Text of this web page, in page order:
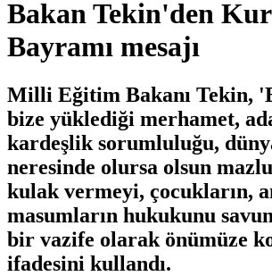
Bakan Tekin'den
Bayramı mesajı
Milli Eğitim Bakanı Tekin,
bize yüklediği merhamet,
kardeşlik sorumluluğu,
neresinde olursa olsun
kulak vermeyi, çocukların,
masumların hukukunu
bir vazife olarak önümüze
ifadesini kullandı.